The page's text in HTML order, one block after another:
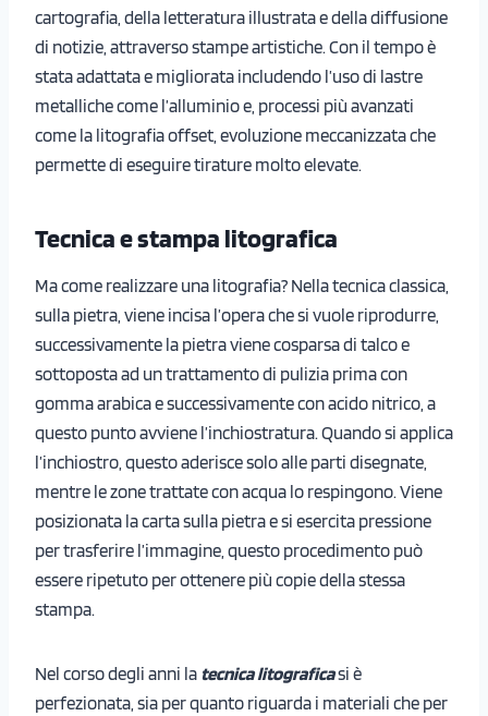
cartografia, della letteratura illustrata e della diffusione
di notizie, attraverso stampe artistiche. Con il tempo è
stata adattata e migliorata includendo l’uso di lastre
metalliche come l’alluminio e, processi più avanzati
come la litografia offset, evoluzione meccanizzata che
permette di eseguire tirature molto elevate.
Tecnica e stampa litografica
Ma come realizzare una litografia? Nella tecnica classica,
sulla pietra, viene incisa l’opera che si vuole riprodurre,
successivamente la pietra viene cosparsa di talco e
sottoposta ad un trattamento di pulizia prima con
gomma arabica e successivamente con acido nitrico, a
questo punto avviene l’inchiostratura. Quando si applica
l’inchiostro, questo aderisce solo alle parti disegnate,
mentre le zone trattate con acqua lo respingono. Viene
posizionata la carta sulla pietra e si esercita pressione
per trasferire l’immagine, questo procedimento può
essere ripetuto per ottenere più copie della stessa
stampa.
Nel corso degli anni la tecnica litograficasi è
perfezionata, sia per quanto riguarda i materiali che per